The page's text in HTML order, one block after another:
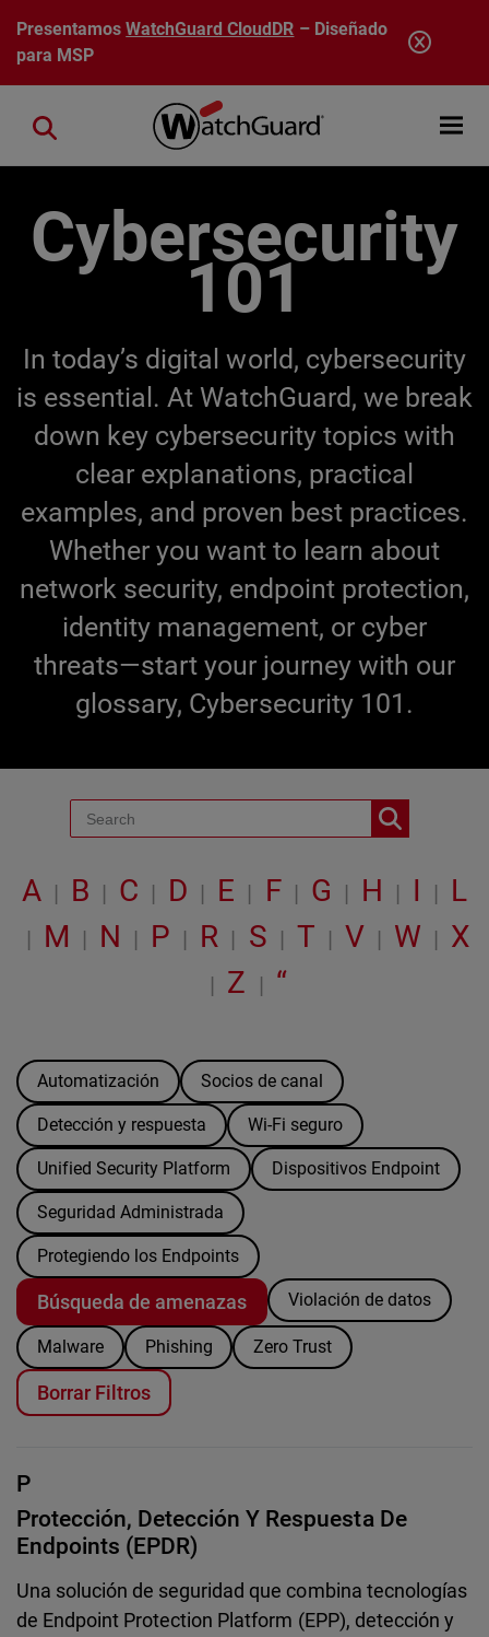
Pasar al contenido principal
PresentamosWatchGuard CloudDR – Diseñado
para MSP
Open
Close search
Cybersecurity
101
In today’s digital world, cybersecurity
is essential. At WatchGuard, we break
down key cybersecurity topics with
clear explanations, practical
examples, and proven best practices.
Whether you want to learn about
network security, endpoint protection,
identity management, or cyber
threats—start your journey with our
glossary, Cybersecurity 101.
A | B | C | D | E | F | G | H | I | L
| M | N | P | R | S | T | V | W | X
| Z | “
Automatización Socios de canal
Detección y respuesta Wi-Fi seguro
Unified Security Platform Dispositivos Endpoint
Seguridad Administrada
Protegiendo los Endpoints
Búsqueda de amenazas Violación de datos
Malware Phishing Zero Trust
Borrar Filtros
P
Protección, Detección Y Respuesta De
Endpoints (EPDR)
Una solución de seguridad que combina tecnologías
de Endpoint Protection Platform (EPP), detección y